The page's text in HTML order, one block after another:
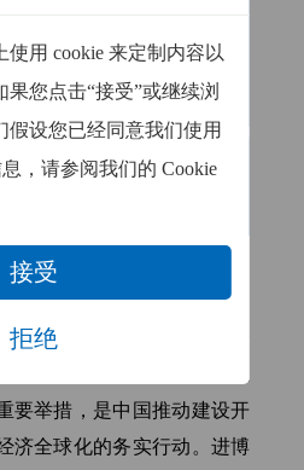
国家主席习近平亲自谋划、
亲自推动，是党中央着眼于
要举措，是中国推动建设开
济全球化的务实行动。进博
用 cookie 来定制内容以
您点击“接受”或继续浏
假设您已经同意我们使用
，请参阅我们的 Cookie
接受
拒绝